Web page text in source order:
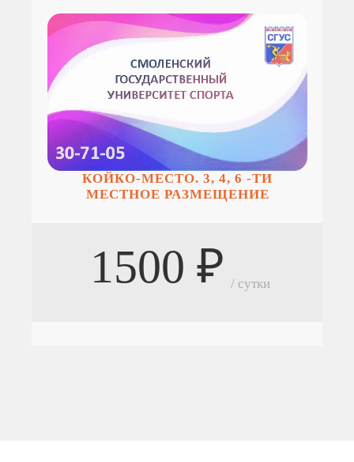
КОЙКО-МЕСТО. 3, 4, 6 -ТИ
МЕСТНОЕ РАЗМЕЩЕНИЕ
1500 ₽ / сутки